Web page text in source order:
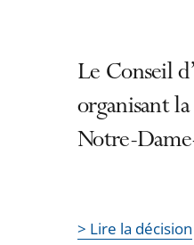
Le Conseil
organisant
Notre-
> Lire la décision